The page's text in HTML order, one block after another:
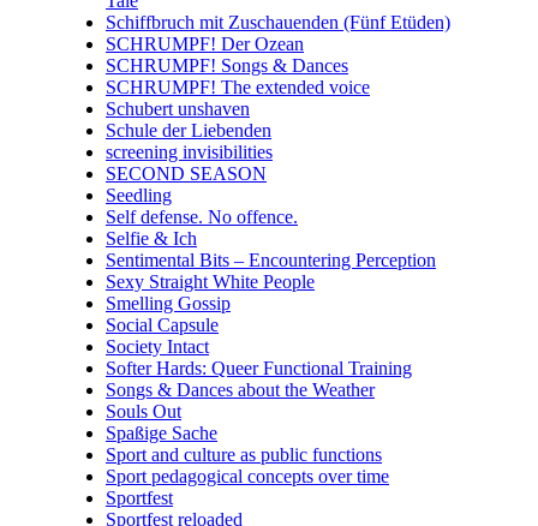
Schiffbruch mit Zuschauenden (Fünf Etüden)
SCHRUMPF! Der Ozean
SCHRUMPF! Songs & Dances
SCHRUMPF! The extended voice
Schubert unshaven
Schule der Liebenden
screening invisibilities
SECOND SEASON
Seedling
Self defense. No offence.
Selfie & Ich
Sentimental Bits – Encountering Perception
Sexy Straight White People
Smelling Gossip
Social Capsule
Society Intact
Softer Hards: Queer Functional Training
Songs & Dances about the Weather
Souls Out
Spaßige Sache
Sport and culture as public functions
Sport pedagogical concepts over time
Sportfest
Sportfest reloaded